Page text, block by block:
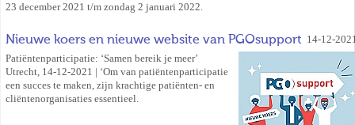
23 december 2021 t/m zondag 2 januari 2022.
Nieuwe koers en nieuwe website van PGOsupport 14-12-
Patiëntenparticipatie: ‘Samen bereik je meer’
Utrecht, 14-12-2021 | ‘Om van patiëntenparticipatie
een succes te maken, zijn krachtige patiënten- en
cliëntenorganisaties essentieel.